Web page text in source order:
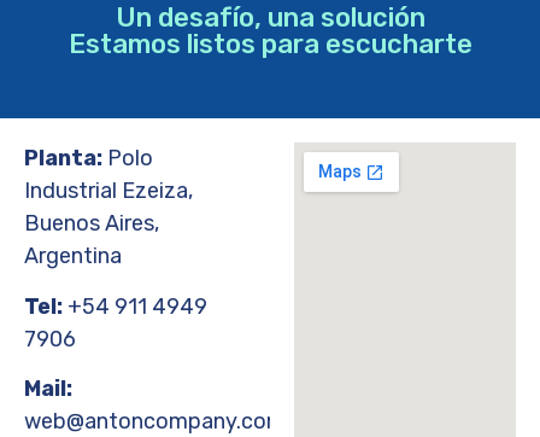
Un desafío, una solución
Estamos listos para escucharte
Planta: Polo
Industrial Ezeiza,
Buenos Aires,
Argentina
Tel: +54 911 4949
7906
Mail:
web@antoncompany.com.ar